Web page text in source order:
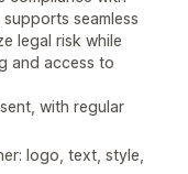
seamless
legal risk while
and access to
with regular
logo, text, style,